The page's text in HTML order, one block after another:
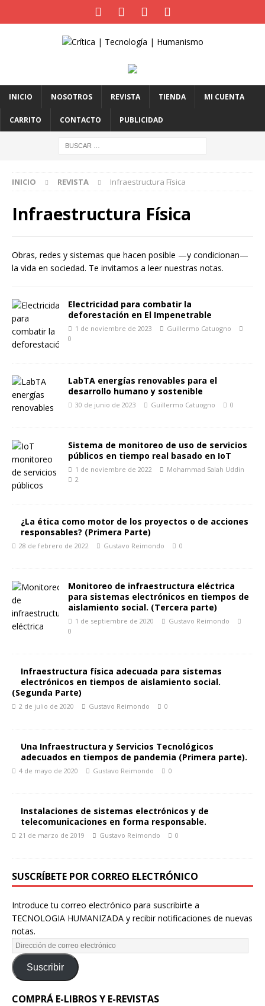
INICIO NOSOTROS REVISTA TIENDA MI CUENTA
CARRITO CONTACTO PUBLICIDAD
INICIO REVISTA Infraestructura Física
Infraestructura Física
Obras, redes y sistemas que hacen posible —y condicionan—
la vida en sociedad. Te invitamos a leer nuestras notas.
Electricidad para combatir la
deforestación en El Impenetrable
1 de noviembre de 2023
Guillermo Catuogno
0
LabTA energías renovables para el
desarrollo humano y sostenible
30 de junio de 2023 Guillermo Catuogno 0
Sistema de monitoreo de uso de servicios
públicos en tiempo real basado en IoT
1 de noviembre de 2022
Mohammad Salah Uddin
2
¿La ética como motor de los proyectos o de acciones
responsables? (Primera Parte)
28 de febrero de 2022 Gustavo Reimondo 0
Monitoreo de infraestructura eléctrica
para sistemas electrónicos en tiempos de
aislamiento social. (Tercera parte)
1 de septiembre de 2020
Gustavo Reimondo
0
Infraestructura física adecuada para sistemas
electrónicos en tiempos de aislamiento social.
(Segunda Parte)
2 de julio de 2020 Gustavo Reimondo 0
Una Infraestructura y Servicios Tecnológicos
adecuados en tiempos de pandemia (Primera parte).
4 de mayo de 2020 Gustavo Reimondo 0
Instalaciones de sistemas electrónicos y de
telecomunicaciones en forma responsable.
21 de marzo de 2019 Gustavo Reimondo 0
SUSCRÍBETE POR CORREO ELECTRÓNICO
Introduce tu correo electrónico para suscribirte a
TECNOLOGIA HUMANIZADA y recibir notificaciones de nuevas
notas.
Suscribir
COMPRÁ E-LIBROS Y E-REVISTAS